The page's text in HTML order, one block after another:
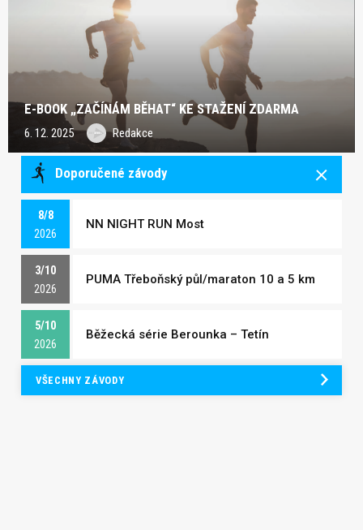
E-BOOK „ZAČÍNÁM BĚHAT“ KE STAŽENÍ ZDARMA
6. 12. 2025 Redakce
Doporučené závody
8/8
2026
NN NIGHT RUN Most
3/10
2026
PUMA Třeboňský půl/maraton 10 a 5 km
5/10
2026
Běžecká série Berounka – Tetín
VŠECHNY ZÁVODY